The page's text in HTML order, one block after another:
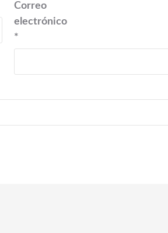
Correo
electrónico
*